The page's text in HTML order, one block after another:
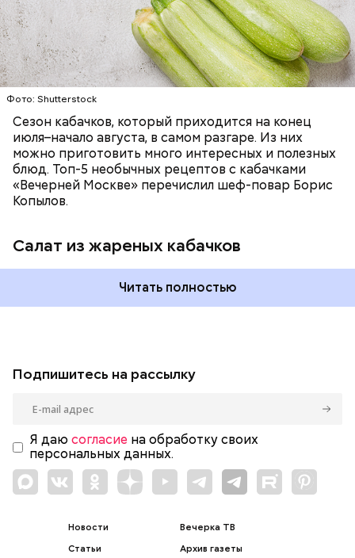
Фото: Shutterstock
Сезон кабачков, который приходится на конец
июля–начало августа, в самом разгаре. Из них
можно приготовить много интересных и полезных
блюд. Топ-5 необычных рецептов с кабачками
«Вечерней Москве» перечислил шеф-повар Борис
Копылов.
Салат из жареных кабачков
Читать полностью
Подпишитесь на рассылку
Я даю согласие на обработку своих
персональных данных.
Новости
Статьи
Вечерка ТВ
Архив газеты